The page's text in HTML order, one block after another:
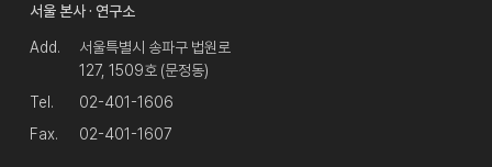
서울 본사 · 연구소
Add.
서울특별시 송파구 법원로
127, 1509호 (문정동)
Tel.
02-401-1606
Fax.
02-401-1607